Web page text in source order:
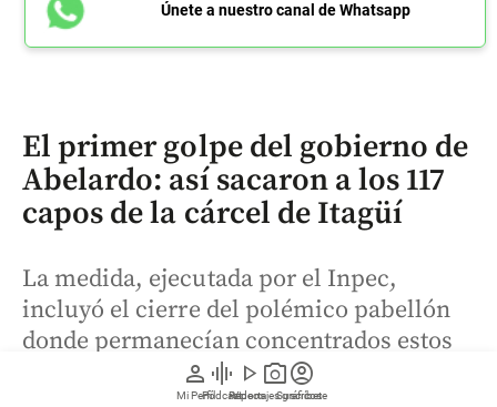
person
Mi Perfil
graphic_eq
Pódcast
play_arrow
Videos
photo_camera
Reportajes gráficos
account_circle
Suscríbete
Únete a nuestro canal de Whatsapp
El primer golpe del gobierno de
Abelardo: así sacaron a los 117
capos de la cárcel de Itagüí
La medida, ejecutada por el Inpec,
incluyó el cierre del polémico pabellón
donde permanecían concentrados estos
internos, espacio que había sido